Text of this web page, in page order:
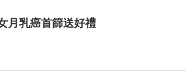
月乳癌首篩送好禮